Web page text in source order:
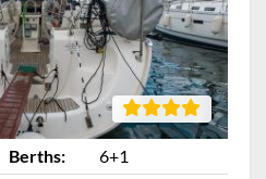
Berths:
6+1